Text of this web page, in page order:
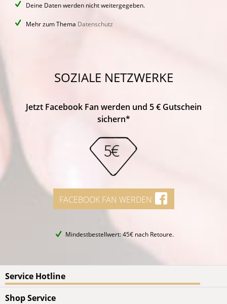
Deine Daten werden nicht weitergegeben.
Mehr zum Thema Datenschutz
SOZIALE NETZWERKE
Jetzt Facebook Fan werden und 5 € Gutschein
sichern*
FACEBOOK FAN WERDEN
Mindestbestellwert: 45€ nach Retoure.
Service Hotline
Shop Service